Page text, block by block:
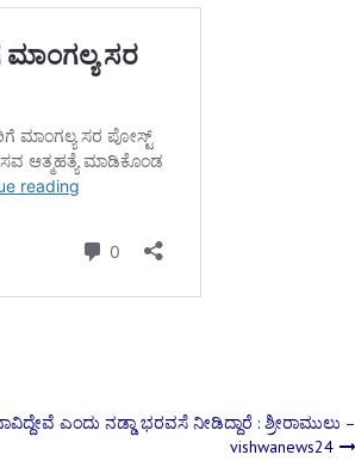
ಎಂದು ನಡ್ಡಾ ಭರವಸೆ ನೀಡಿದ್ದಾರೆ : ಶ್ರೀರಾಮುಲು –
vishwanews24